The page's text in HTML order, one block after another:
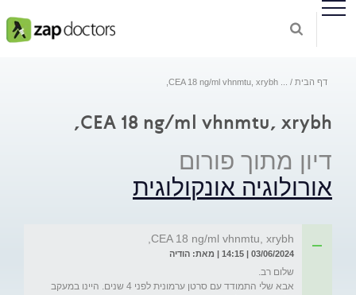
דף הבית CEA 18 ng/ml vhnmtu, xrybh,
CEA 18 ng/ml vhnmtu, xrybh,
דיון מתוך פורום
אורולוגיה אונקולוגית
CEA 18 ng/ml vhnmtu, xrybh,
03/06/2024 | 14:15 | מאת: הודיה
אבא שלי התמודד עם סרטן ערמונית לפני 4 שנים. היינו במעקב